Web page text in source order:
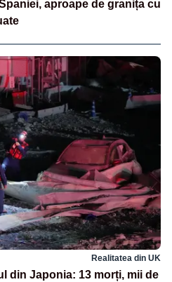
aproape de granița cu
Realitatea din UK
din Japonia: 13 morți, mii de